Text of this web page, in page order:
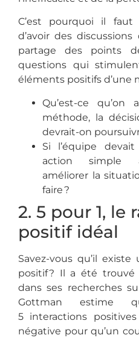
C’est pourquoi il
d’avoir des
partage des points
questions qui
éléments positifs d’une
Qu’est-ce qu’on
méthode, la
devrait-on
Si l’équipe
action simple
améliorer la
faire ?
2. 5 pour 1, le
positif idéal
Savez-vous qu’il
positif ? Il a été
dans ses recherches
Gottman estime
5 interactions
négative pour qu’un